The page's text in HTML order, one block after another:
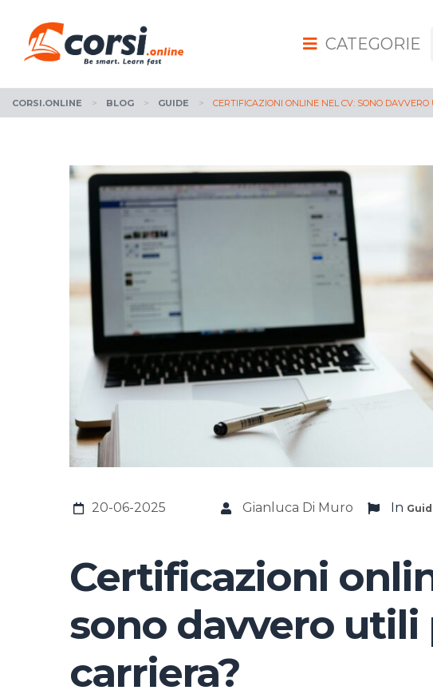
CATEGORIE
CORSI.ONLINE > BLOG > GUIDE > CERTIFICAZIONI ONLINE NEL CV: SONO
20-06-2025 Gianluca Di Muro In
Certificazioni
sono davvero utili
carriera?